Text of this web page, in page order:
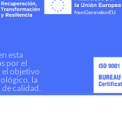
esta
por el
el objetivo
la
calidad.